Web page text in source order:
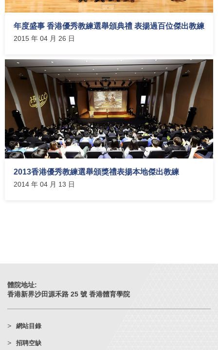
年度盛事 香港優秀教練選舉頒典禮 表揚過百位傑出教練
2015 年 04 月 26 日
2013香港優秀教練選舉頒獎禮表揚本地傑出教練
2014 年 04 月 13 日
體院地址:
香港新界沙田源禾路 25 號 香港體育學院
網站目錄
招聘空缺